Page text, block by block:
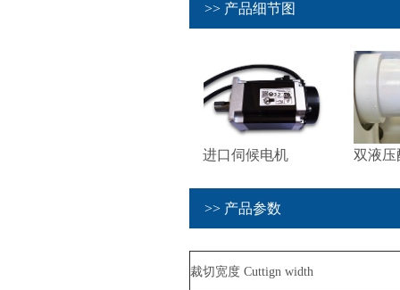
>> 产品细节图
进口伺候电机 双液压
>> 产品参数
裁切宽度 Cuttign width